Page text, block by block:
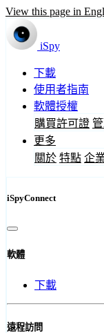
View this page in
iSpy
下載
使用者指南
軟體授權
購買許可證
更多
關於 特點 企
iSpyConnect
軟體
下載
遠程訪問